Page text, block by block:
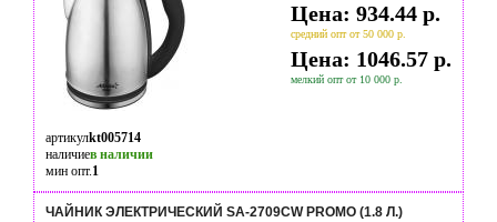
Цена: 934.44 р.
средний опт от 50 000 р.
Цена: 1046.57 р.
мелкий опт от 10 000 р.
артикулkt005714
наличиев наличии
мин опт.1
ЧАЙНИК ЭЛЕКТРИЧЕСКИЙ SA-2709CW PROMO (1.8 Л.)